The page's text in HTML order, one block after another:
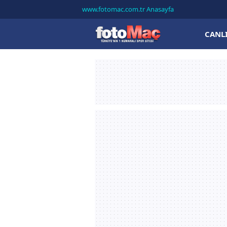
www.fotomac.com.tr Anasayfa